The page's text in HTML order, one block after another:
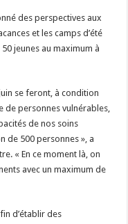
des perspectives aux
et les camps d’été
jeunes au maximum à
se feront, à condition
de personnes vulnérables,
de nos soins
de 500 personnes », a
« En ce moment là, on
avec un maximum de
d’établir des